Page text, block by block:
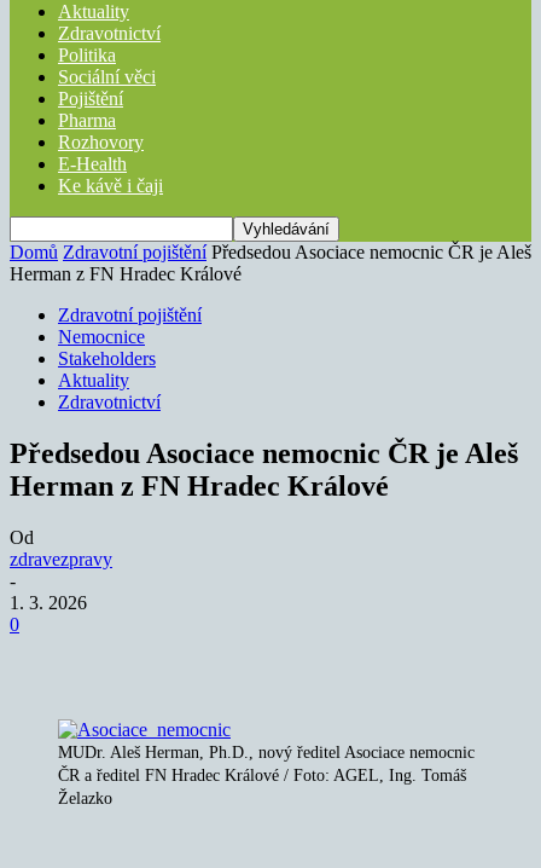
Aktuality
Zdravotnictví
Politika
Sociální věci
Pojištění
Pharma
Rozhovory
E-Health
Ke kávě i čaji
Domů Zdravotní pojištění Předsedou Asociace nemocnic ČR je Aleš
Herman z FN Hradec Králové
Zdravotní pojištění
Nemocnice
Stakeholders
Aktuality
Zdravotnictví
Předsedou Asociace nemocnic ČR je Aleš
Herman z FN Hradec Králové
Od
zdravezpravy
-
1. 3. 2026
0
MUDr. Aleš Herman, Ph.D., nový ředitel Asociace nemocnic
ČR a ředitel FN Hradec Králové / Foto: AGEL, Ing. Tomáš
Želazko